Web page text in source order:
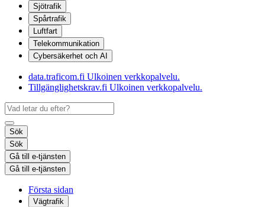
Sjötrafik
Spårtrafik
Luftfart
Telekommunikation
Cybersäkerhet och AI
data.traficom.fi Ulkoinen verkkopalvelu.
Tillgänglighetskrav.fi Ulkoinen verkkopalvelu.
Sök
Sök
Gå till e-tjänsten
Gå till e-tjänsten
Första sidan
Vägtrafik